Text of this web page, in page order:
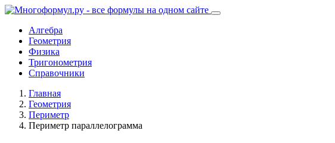
Алгебра
Геометрия
Физика
Тригонометрия
Справочники
Главная
Геометрия
Периметр
Периметр параллелограмма